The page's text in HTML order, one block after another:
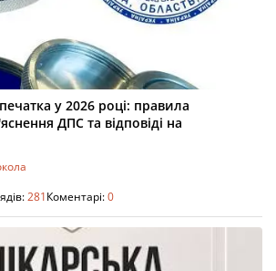
у 2026 році: правила
ДПС та відповіді на
281Коментарі:0